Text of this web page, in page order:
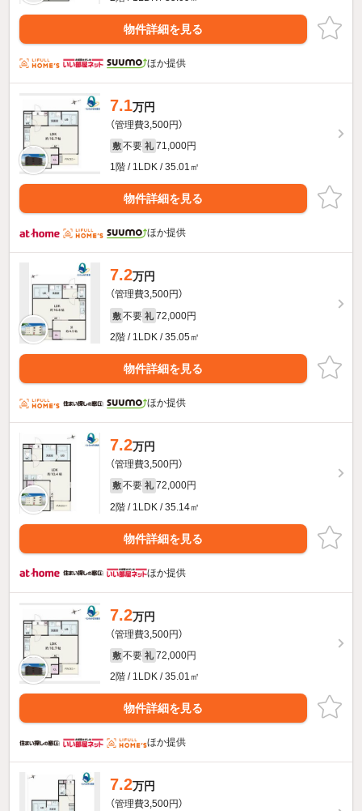
物件詳細を見る
ほか提供
7.1万円
（管理費3,500円）
敷 不要 礼 71,000円
1階 / 1LDK / 35.01㎡
物件詳細を見る
ほか提供
7.2万円
（管理費3,500円）
敷 不要 礼 72,000円
2階 / 1LDK / 35.05㎡
物件詳細を見る
ほか提供
7.2万円
（管理費3,500円）
敷 不要 礼 72,000円
2階 / 1LDK / 35.14㎡
物件詳細を見る
ほか提供
7.2万円
（管理費3,500円）
敷 不要 礼 72,000円
2階 / 1LDK / 35.01㎡
物件詳細を見る
ほか提供
7.2万円
（管理費3,500円）